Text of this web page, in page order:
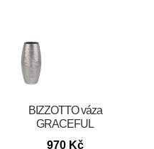
BIZZOTTO váza
GRACEFUL
970 Kč